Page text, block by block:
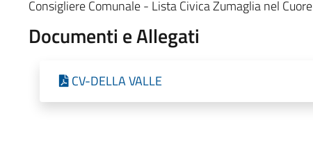
Consigliere Comunale - Lista Civica Zumaglia nel Cuore
Documenti e Allegati
CV-DELLA VALLE